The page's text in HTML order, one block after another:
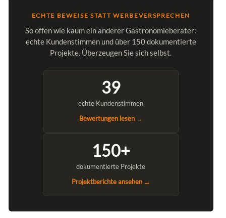
ECHTE BEWEISE STATT WERBEVERSPRECHEN
So offen wie kaum ein anderer Gastronomieberater:
echte Kundenstimmen und über 150 dokumentierte
Projekte. Überzeugen Sie sich selbst.
39
echte Kundenstimmen
Bewertungen lesen →
150+
dokumentierte Projekte
Projektberichte ansehen →